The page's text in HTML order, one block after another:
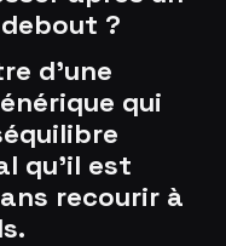
?
d’une
qui
qu’il est
recourir à